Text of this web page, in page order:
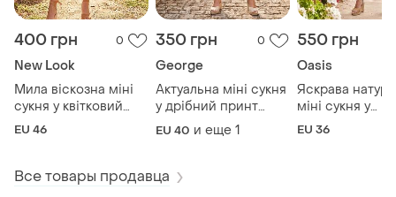
400 грн 0
New Look
Мила віскозна міні
сукня у квітковий
принт №649/26
EU 46
350 грн 0
George
Актуальна міні сукня
у дрібний принт
№388/92
EU 40 и еще 1
550 грн
Oasis
Яскрава
міні сукня у
квітковий
EU 36
Все товары продавца